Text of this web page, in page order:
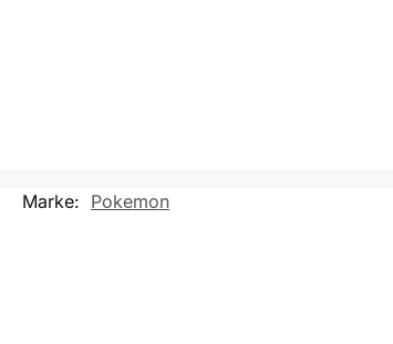
Marke: Pokemon